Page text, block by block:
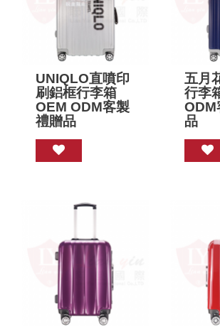
UNIQLO直噴印
刷鋁框行李箱
OEM ODM客製
禮贈品
五月
行李
ODM
品